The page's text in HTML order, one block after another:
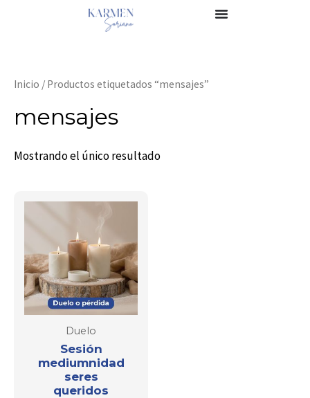
Inicio / Productos etiquetados “mensajes”
mensajes
Mostrando el único resultado
Duelo
Sesión
mediumnidad
seres
queridos
Este
tiene
múltiples
variantes.
Las
opciones
se
pueden
elegir